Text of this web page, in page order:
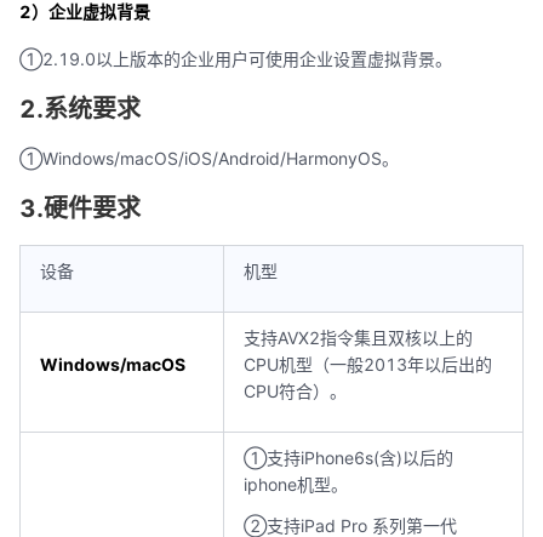
2）企业虚拟背景
①2.19.0以上版本的企业用户可使用企业设置虚拟背景。
2.系统要求
①Windows/macOS/iOS/Android/HarmonyOS。
3.硬件要求
设备 机型
Windows/macOS
支持AVX2指令集且双核以上的
CPU机型（一般2013年以后出的
CPU符合）。
①支持iPhone6s(含)以后的
iphone机型。
②支持iPad Pro 系列第一代